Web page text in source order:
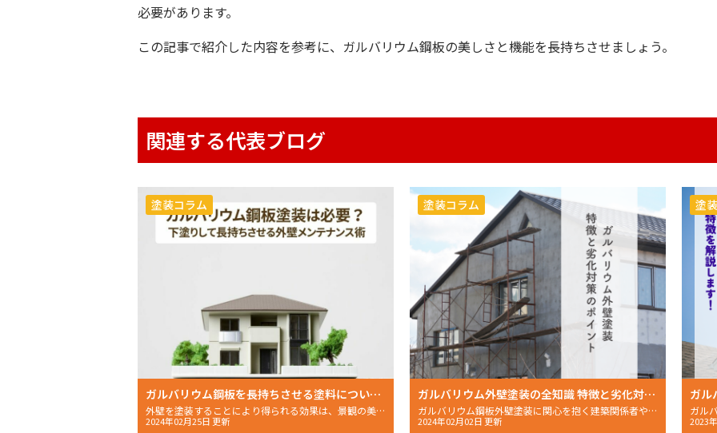
必要があります。
この記事で紹介した内容を参考に、ガルバリウム鋼板の美しさと機能を長持ちさせましょう。
関連する代表ブログ
ガルバリウム鋼板を長持ちさせる塗料についてと塗装の効果について解説します！
外壁を塗装することにより得られる効果は、景観の美しさのみで
2024年02月25日 更新
塗装コラム
ガルバリウム外壁塗装の全知識 特徴と劣化対策のポイント
ガルバリウム鋼板外壁塗装に関心を抱く建築関係者や住宅所有者
2024年02月02日 更新
塗装コラム
2023
塗